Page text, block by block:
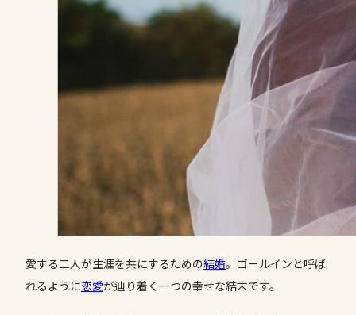
愛する二人が生涯を共にするための結婚。ゴールインと呼ば
れるように恋愛が辿り着く一つの幸せな結末です。